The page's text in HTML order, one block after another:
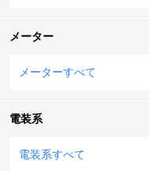
メーター
メーターすべて
電装系
電装系すべて